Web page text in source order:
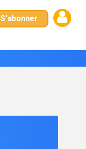
S'abonner